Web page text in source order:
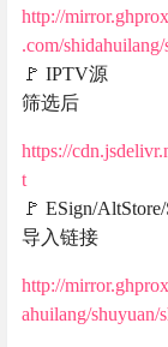
http://
.com/
🚩 IPTV源
筛选后
https://
t
🚩 ESign/
导入链接
http://
ahuilang/shuyuan/